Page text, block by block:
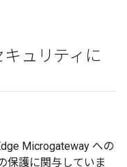
キュリティに
Microgateway への
保護に関与していま